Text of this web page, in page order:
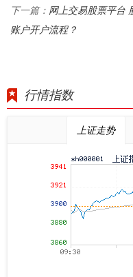
下一篇： 网上交易股票平台
账户开户流程？
行情指数
上证走势